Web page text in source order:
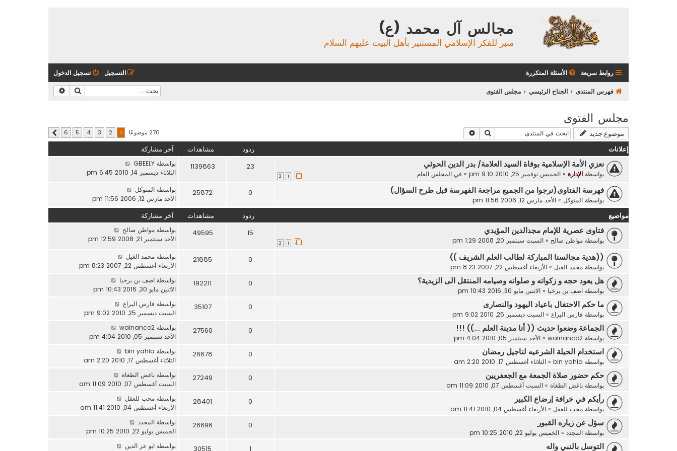
مجالس آل محمد (ع)
منبر للفكر الإسلامي المستنير بأهل البيت عليهم السلام
روابط سريعة الأسئلة المتكررة تسجيل الدخول التسجيل
فهرس المنتدى الجناح الرئيسي مجلس الفتوى بحث
مجلس الفتوى
موضوع جديد بحث 270 موضوعًا 1
2
3
4
5
6 التالي
إعلانات ردود مشاهدات آخر مشاركة
نعزي الأمة الإسلامية بوفاة السيد العلامة/ بدر الدين الحوثي
بواسطة الإدارة » الخميس نوفمبر 25, 2010 9:10 pm » في المجلس العام 1
2
23
1139863 بواسطة GBEELY
الثلاثاء ديسمبر 14, 2010 6:45 pm
فهرسة الفتاوى(نرجوا من الجميع مراجعة الفهرسة قبل طرح السؤال)
بواسطة المتوكل » الأحد مارس 12, 2006 11:56 pm
0
25872 بواسطة المتوكل
الأحد مارس 12, 2006 11:56 pm
مواضيع ردود مشاهدات آخر مشاركة
فتاوى عصرية للإمام مجدالدين المؤيدي
بواسطة مواطن صالح » السبت سبتمبر 20, 2008 1:29 pm 1
2
15
49595 بواسطة مواطن صالح
الأحد سبتمبر 21, 2008 12:59 pm
((هدية مجالسنا المباركة لطالب العلم الشريف ))
بواسطة محمد الغيل » الأربعاء أغسطس 22, 2007 8:23 pm
0
21885 بواسطة محمد الغيل
الأربعاء أغسطس 22, 2007 8:23 pm
هل يعود حجه و زكواته و صلواته وصيامه المنتقل الى الزيدية؟
بواسطة اصف بن برخيا » الاثنين مايو 30, 2016 10:43 pm
0
192211 بواسطة اصف بن برخيا
الاثنين مايو 30, 2016 10:43 pm
ما حكم الاحتفال باعياد اليهود والنصارى
بواسطة فارس اليراع » السبت ديسمبر 25, 2010 9:02 pm
0
35107 بواسطة فارس اليراع
السبت ديسمبر 25, 2010 9:02 pm
الجماعة وضعوا حديث (( أنا مدينة العلم ...)) !!!
بواسطة wainanco2
» الأحد سبتمبر 05, 2010 4:04 pm
0
27560 بواسطة wainanco2
الأحد سبتمبر 05, 2010 4:04 pm
استخدام الحيلة الشرعيه لتاجيل رمضان
بواسطة bin yahia
» الثلاثاء أغسطس 17, 2010 2:20 am
0
26678 بواسطة bin yahia
الثلاثاء أغسطس 17, 2010 2:20 am
حكم حضور صلاة الجمعة مع الجعفريين
بواسطة باغض الطغاة » السبت أغسطس 07, 2010 11:09 am
0
27249 بواسطة باغض الطغاة
السبت أغسطس 07, 2010 11:09 am
رأيكم في خرافة إرضاع الكبير
بواسطة محب للعقل » الأربعاء أغسطس 04, 2010 11:41 am
0
28401 بواسطة محب للعقل
الأربعاء أغسطس 04, 2010 11:41 am
سؤل عن زياره القبور
بواسطة المجدد » الخميس يوليو 22, 2010 10:25 pm
0
26696 بواسطة المجدد
الخميس يوليو 22, 2010 10:25 pm
التوسل بالنبي واله 1
30515 بواسطة ابو عز الدين